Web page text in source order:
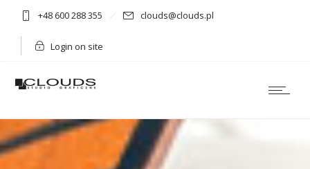
+48 600 288 355 clouds@clouds.pl
Login on site